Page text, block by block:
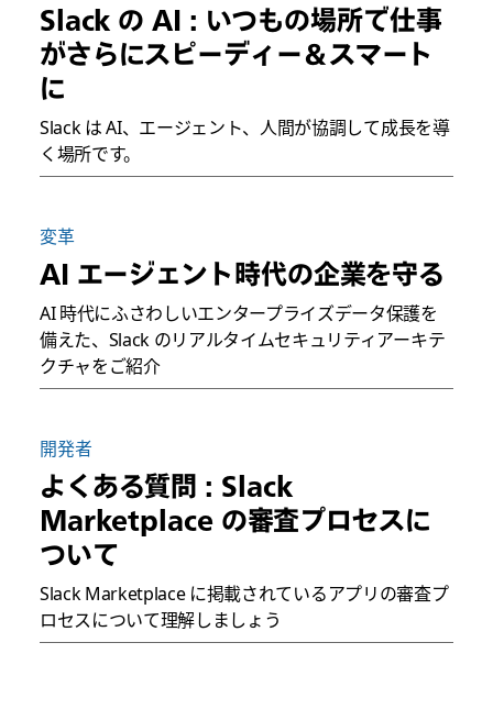
Slack の AI : いつもの場所で仕事
がさらにスピーディー＆スマート
に
Slack は AI、エージェント、人間が協調して成長を導
く場所です。
変革
AI エージェント時代の企業を守る
AI 時代にふさわしいエンタープライズデータ保護を
備えた、Slack のリアルタイムセキュリティアーキテ
クチャをご紹介
開発者
よくある質問 : Slack
Marketplace の審査プロセスに
ついて
Slack Marketplace に掲載されているアプリの審査プ
ロセスについて理解しましょう